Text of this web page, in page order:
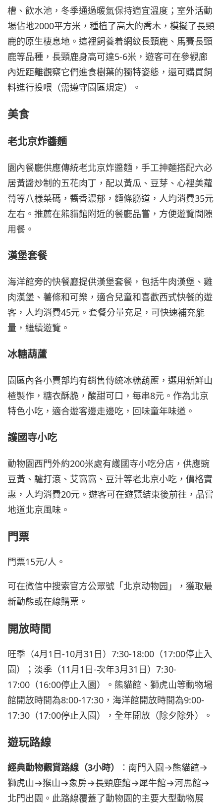
槽、飲水池，冬季通過暖氣保持適宜溫度；室外活動
場佔地2000平方米，種植了高大的喬木，模擬了長頸
鹿的原生棲息地。這裡飼養着網紋長頸鹿、馬賽長頸
鹿等品種，長頸鹿身高可達5-6米，遊客可在參觀廊
內近距離觀察它們進食樹葉的獨特姿態，還可購買飼
料進行投喂（需遵守園區規定）。
美食
老北京炸醬麵
園內餐廳供應傳統老北京炸醬麵，手工抻麵搭配六必
居黃醬炒制的五花肉丁，配以黃瓜、豆芽、心裡美蘿
蔔等八樣菜碼，醬香濃郁，麵條筋道，人均消費35元
左右。推薦在熊貓館附近的餐廳品嘗，方便遊覽間隙
用餐。
漢堡套餐
海洋館旁的快餐廳提供漢堡套餐，包括牛肉漢堡、雞
肉漢堡、薯條和可樂，適合兒童和喜歡西式快餐的遊
客，人均消費45元。套餐分量充足，可快速補充能
量，繼續遊覽。
冰糖葫蘆
園區內各小賣部均有銷售傳統冰糖葫蘆，選用新鮮山
楂製作，糖衣酥脆，酸甜可口，每串8元。作為北京
特色小吃，適合遊客邊走邊吃，回味童年味道。
護國寺小吃
動物園西門外約200米處有護國寺小吃分店，供應豌
豆黃、驢打滾、艾窩窩、豆汁等老北京小吃，價格實
惠，人均消費20元。遊客可在遊覽結束後前往，品嘗
地道北京風味。
門票
門票15元/人。
可在微信中搜索官方公眾號「北京动物园」，獲取最
新動態或在線購票。
開放時間
旺季（4月1日-10月31日）7:30-18:00（17:00停止入
園）；淡季（11月1日-次年3月31日）7:30-
17:00（16:00停止入園）。熊貓館、獅虎山等動物場
館開放時間為8:00-17:30，海洋館開放時間為9:00-
17:30（17:00停止入園），全年開放（除夕除外）。
遊玩路線
經典動物觀賞路線（3小時）
：南門入園→熊貓館→
獅虎山→猴山→象房→長頸鹿館→犀牛館→河馬館→
北門出園。此路線覆蓋了動物園的主要大型動物展